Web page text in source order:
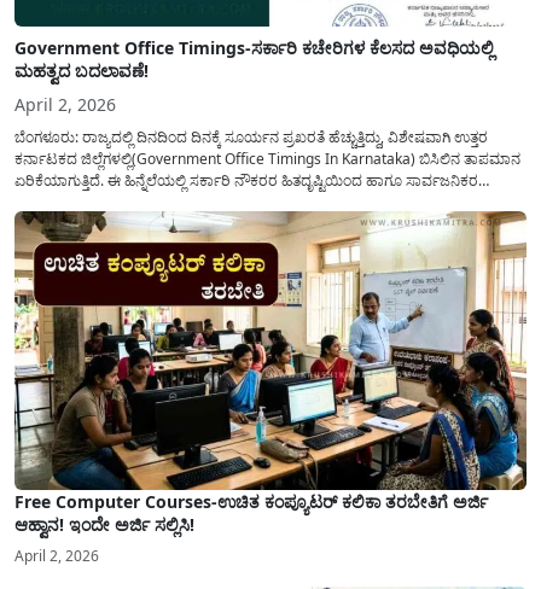
Government Office Timings-ಸರ್ಕಾರಿ ಕಚೇರಿಗಳ ಕೆಲಸದ ಅವಧಿಯಲ್ಲಿ
ಮಹತ್ವದ ಬದಲಾವಣೆ!
April 2, 2026
ಬೆಂಗಳೂರು: ರಾಜ್ಯದಲ್ಲಿ ದಿನದಿಂದ ದಿನಕ್ಕೆ ಸೂರ್ಯನ ಪ್ರಖರತೆ ಹೆಚ್ಚುತ್ತಿದ್ದು, ವಿಶೇಷವಾಗಿ ಉತ್ತರ
ಕರ್ನಾಟಕದ ಜಿಲ್ಲೆಗಳಲ್ಲಿ(Government Office Timings In Karnataka) ಬಿಸಿಲಿನ ತಾಪಮಾನ
ಏರಿಕೆಯಾಗುತ್ತಿದೆ. ಈ ಹಿನ್ನೆಲೆಯಲ್ಲಿ ಸರ್ಕಾರಿ ನೌಕರರ ಹಿತದೃಷ್ಟಿಯಿಂದ ಹಾಗೂ ಸಾರ್ವಜನಿಕರ
ಮತ್ತು ಕಲ್ಯಾಣ ಕರ್ನಾಟಕದ ಒಟ್ಟು 9 ಜಿಲ್ಲೆಗಳಲ್ಲಿ ಏಪ್ರಿಲ್...
Free Computer Courses-ಉಚಿತ ಕಂಪ್ಯೂಟರ್ ಕಲಿಕಾ ತರಬೇತಿಗೆ ಅರ್ಜಿ
ಆಹ್ವಾನ! ಇಂದೇ ಅರ್ಜಿ ಸಲ್ಲಿಸಿ!
April 2, 2026